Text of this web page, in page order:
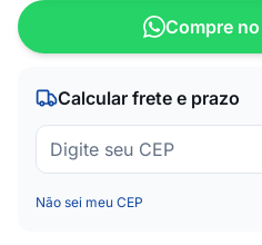
Compre
Calcular frete e prazo
Não sei meu CEP